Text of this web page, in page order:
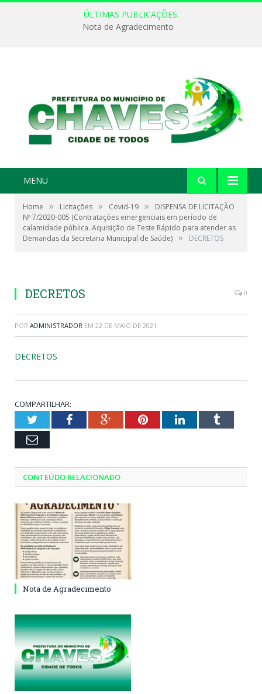
ÚLTIMAS PUBLICAÇÕES:
Nota de Agradecimento
MENU
Home » Licitações » Covid-19 »
DISPENSA DE LICITAÇÃO
Nº 7/2020-005 (Contratações emergenciais em período de
calamidade pública. Aquisição de Teste Rápido para atender as
Demandas da Secretaria Municipal de Saúde) » DECRETOS
DECRETOS 0
POR ADMINISTRADOR EM 22 DE MAIO DE 2021
DECRETOS
COMPARTILHAR:
TwitterFacebookGoogle+PinterestLinkedInTumblr
Email
CONTEÚDO RELACIONADO
Nota de Agradecimento